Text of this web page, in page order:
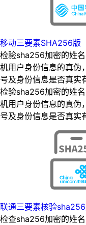
移动三要素SHA256版
检验sha256加密的姓
机用户身份信息的真伪
号及身份信息是否真实
检验sha256加密的姓
机用户身份信息的真伪
号及身份信息是否真实
联通三要素核验
检查sha256加密的姓